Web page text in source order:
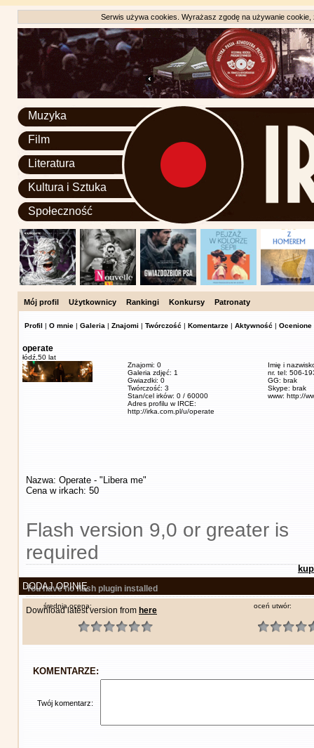
Serwis używa cookies. Wyrażasz zgodę na używanie
Muzyka
Film
Literatura
Kultura i Sztuka
Społeczność
Mój profil Użytkownicy Rankingi Konkursy Patronaty
Profil | O mnie | Galeria | Znajomi | Twórczość | Komentarze | Aktywność | Ocenione
operate
łódź, 50 lat
Znajomi: 0
Galeria zdjęć: 1
Gwiazdki: 0
Twórczość: 3
Stan/cel irków: 0 / 60000
Adres profilu w IRCE:
http://irka.com.pl/u/operate
Imię i
nr. tel: 506-
GG: brak
Skype: brak
www: http://
Nazwa: Operate - "Libera me"
Cena w irkach: 50
Flash version 9,0 or greater is
required
You have no flash plugin installed
Download latest version from here
DODAJ OPINIĘ
średnia ocena: oceń utwór:
KOMENTARZE:
Twój komentarz: